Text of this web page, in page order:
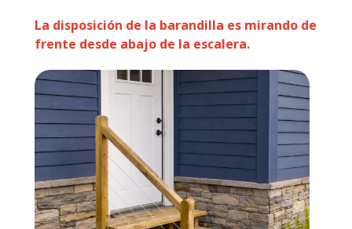
La disposición de la barandilla es mirando de
frente desde abajo de la escalera.